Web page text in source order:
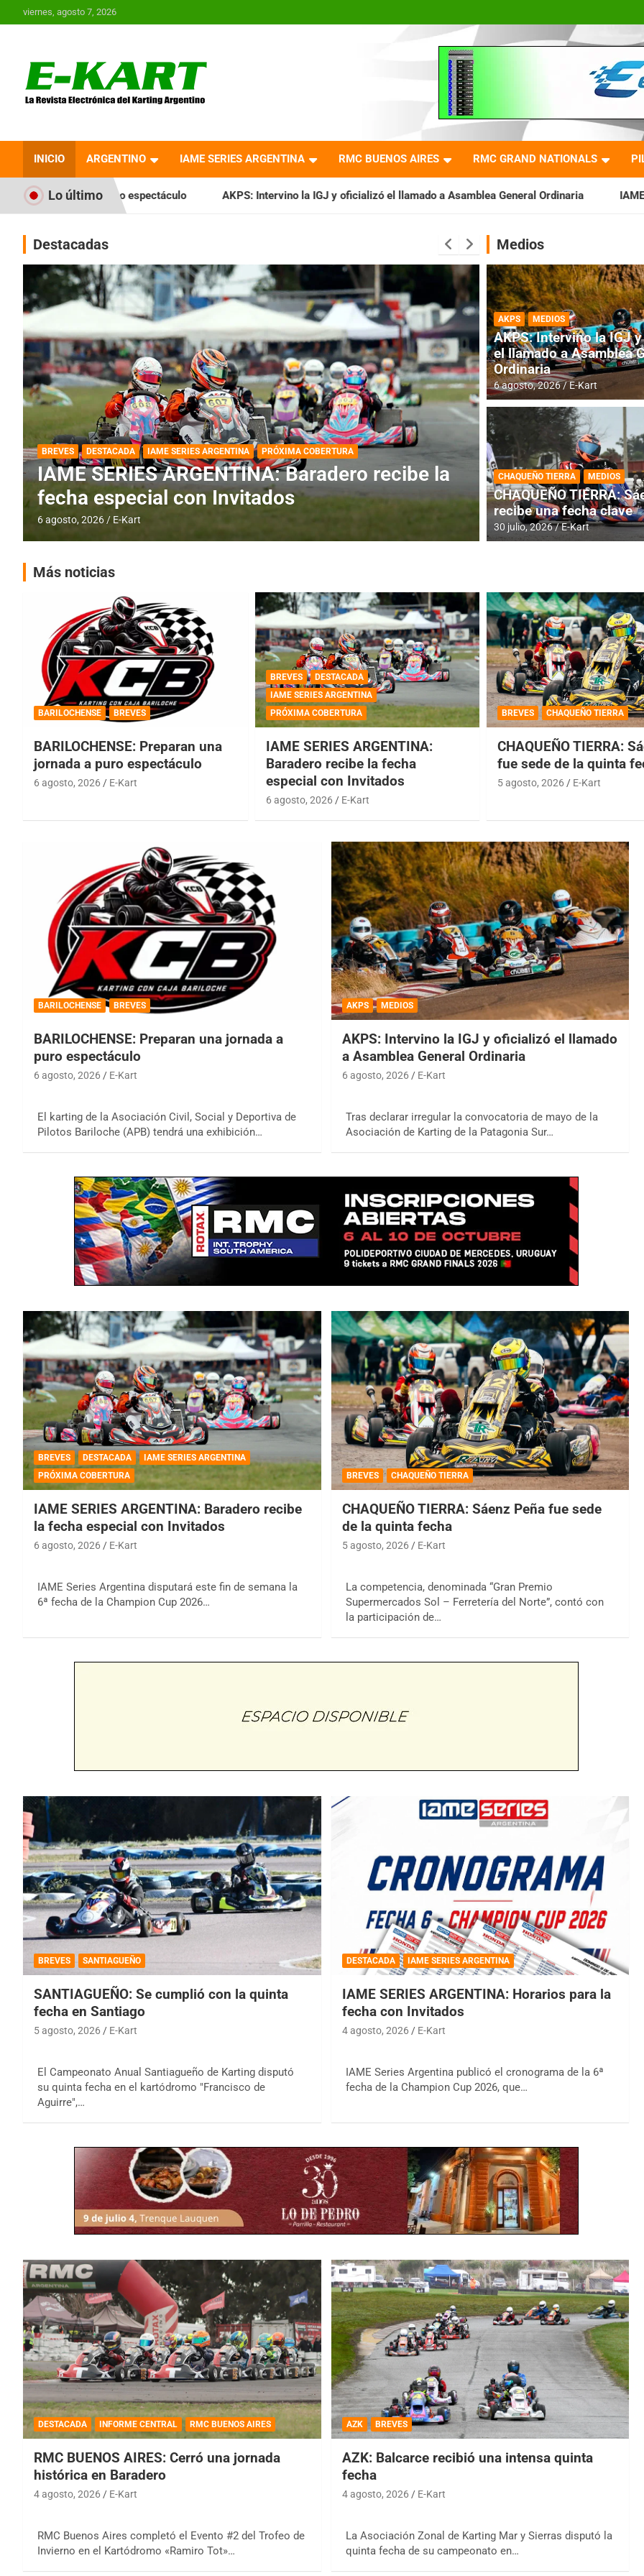
al
viernes, agosto 7, 2026
Revista Electrónica del
Karting en Argentina
INICIO ARGENTINO IAME SERIES ARGENTINA RMC BUENOS AIRES RMC GRAND NATIONALS
Lo último
espectáculo AKPS: Intervino la IGJ y oficializó el llamado a Asamblea General Ordinaria IAME SERIES
Destacadas
DESTACADA IAME SERIES ARGENTINA
IAME SERIES ARGENTINA: Horarios para la
fecha con Invitados
4 agosto, 2026 E-Kart
DESTACADA INFORME CENTRAL
RMC BUENOS
histórica en
4 agosto, 2026 E-Kart
Medios
AKPS MEDIOS
AKPS: Intervino la IGJ
el llamado a Asamblea
Ordinaria
6 agosto, 2026 E-Kart
CHAQUEÑO TIERRA MEDIOS
CHAQUEÑO TIERRA:
recibe una fecha clave
30 julio, 2026 E-Kart
Más noticias
BARILOCHENSE BREVES
BARILOCHENSE: Preparan una
jornada a puro espectáculo
6 agosto, 2026 E-Kart
BREVES
DESTACADA
IAME SERIES ARGENTINA
PRÓXIMA COBERTURA
IAME SERIES ARGENTINA:
Baradero recibe la fecha
especial con Invitados
6 agosto, 2026 E-Kart
BREVES CHAQUEÑO TIERRA
CHAQUEÑO TIERRA:
fue sede de la quinta
5 agosto, 2026 E-Kart
BARILOCHENSE BREVES
BARILOCHENSE: Preparan una jornada a
puro espectáculo
6 agosto, 2026 E-Kart
El karting de la Asociación Civil, Social y Deportiva de
Pilotos Bariloche (APB) tendrá una exhibición…
AKPS MEDIOS
AKPS: Intervino la IGJ y oficializó el llamado
a Asamblea General Ordinaria
6 agosto, 2026 E-Kart
Tras declarar irregular la convocatoria de mayo de la
Asociación de Karting de la Patagonia Sur…
BREVES DESTACADA
IAME SERIES ARGENTINA
PRÓXIMA COBERTURA
IAME SERIES ARGENTINA: Baradero recibe
la fecha especial con Invitados
6 agosto, 2026 E-Kart
IAME Series Argentina disputará este fin de semana la
6ª fecha de la Champion Cup 2026…
BREVES CHAQUEÑO TIERRA
CHAQUEÑO TIERRA: Sáenz Peña fue sede
de la quinta fecha
5 agosto, 2026 E-Kart
La competencia, denominada “Gran Premio
Supermercados Sol – Ferretería del Norte”, contó con
la participación de…
BREVES SANTIAGUEÑO
SANTIAGUEÑO: Se cumplió con la quinta
fecha en Santiago
5 agosto, 2026 E-Kart
El Campeonato Anual Santiagueño de Karting disputó
su quinta fecha en el kartódromo "Francisco de
Aguirre",…
DESTACADA IAME SERIES ARGENTINA
IAME SERIES ARGENTINA: Horarios para la
fecha con Invitados
4 agosto, 2026 E-Kart
IAME Series Argentina publicó el cronograma de la 6ª
fecha de la Champion Cup 2026, que…
DESTACADA INFORME CENTRAL RMC BUENOS AIRES
RMC BUENOS AIRES: Cerró una jornada
histórica en Baradero
4 agosto, 2026 E-Kart
RMC Buenos Aires completó el Evento #2 del Trofeo de
Invierno en el Kartódromo «Ramiro Tot»…
AZK BREVES
AZK: Balcarce recibió una intensa quinta
fecha
4 agosto, 2026 E-Kart
La Asociación Zonal de Karting Mar y Sierras disputó la
quinta fecha de su campeonato en…